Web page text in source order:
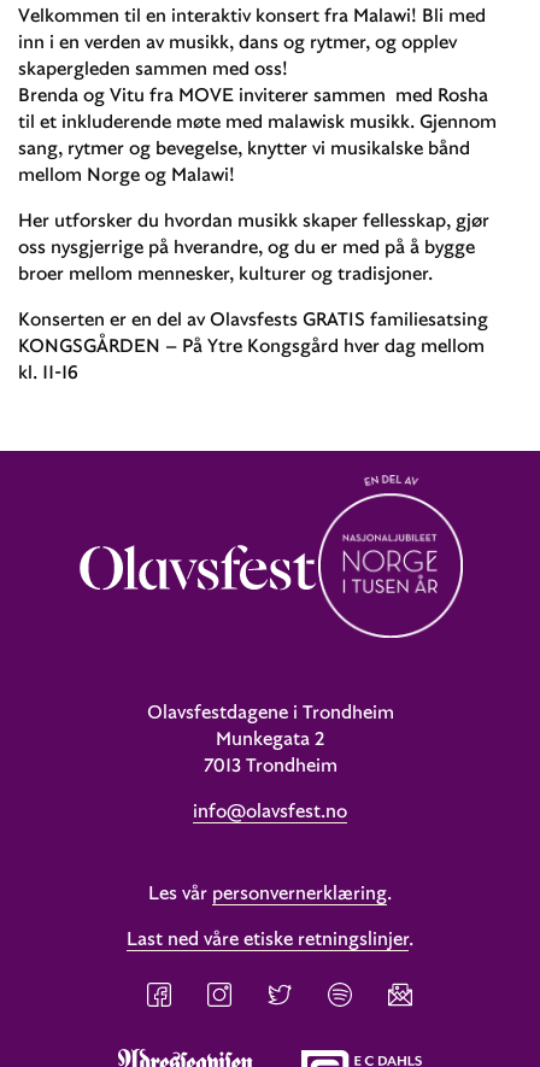
Velkommen til en interaktiv konsert fra Malawi! Bli med
inn i en verden av musikk, dans og rytmer, og opplev
skapergleden sammen med oss!
Brenda og Vitu fra MOVE inviterer sammen med Rosha
til et inkluderende møte med malawisk musikk. Gjennom
sang, rytmer og bevegelse, knytter vi musikalske bånd
mellom Norge og Malawi!
Her utforsker du hvordan musikk skaper fellesskap, gjør
oss nysgjerrige på hverandre, og du er med på å bygge
broer mellom mennesker, kulturer og tradisjoner.
Konserten er en del av Olavsfests GRATIS familiesatsing
KONGSGÅRDEN – På Ytre Kongsgård hver dag mellom
kl. 11-16
Olavsfestdagene i Trondheim
Munkegata 2
7013 Trondheim
info@olavsfest.no
Les vår personvernerklæring.
Last ned våre etiske retningslinjer.